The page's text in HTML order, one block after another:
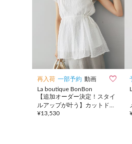
再入荷 一部予約 動画 
La boutique BonBon
【追加オーダー決定！スタイ
ルアップが叶う】カットドビ
ーペプラムブラウス
¥13,530